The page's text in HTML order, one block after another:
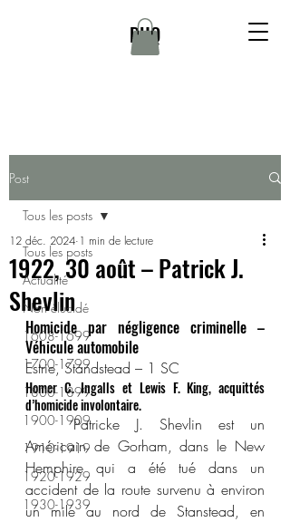
DHQ
Post
Tous les posts
Actualité
Non élucidé
1608-1699
1700-1799
1800-1899
1900-1909
1910-1919
1920-1929
1930-1939
Tous les posts
1922, 30 août – Patrick J.
Shevlin
12 déc. 2024 1 min de lecture
Homicide par négligence criminelle –
Véhicule automobile
Estrie, Standstead – 1 SC
Homer C. Ingalls et Lewis F. King, acquittés
d’homicide involontaire.
	Patricke J. Shevlin est un
Américain de Gorham, dans le New
Hemphire qui a été tué dans un
accident de la route survenu à environ
un mile au nord de Stanstead, en